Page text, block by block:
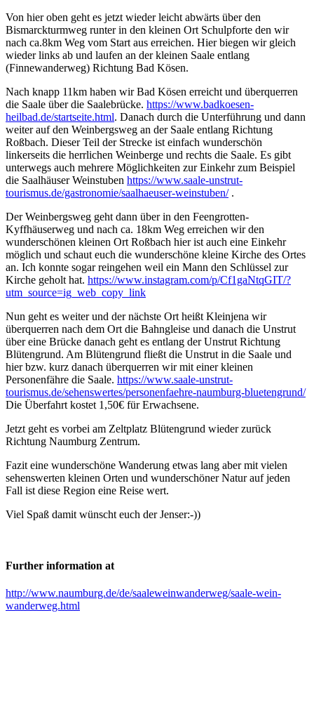
Von hier oben geht es jetzt wieder leicht abwärts über den
Bismarckturmweg runter in den kleinen Ort Schulpforte den wir
nach ca.8km Weg vom Start aus erreichen. Hier biegen wir gleich
wieder links ab und laufen an der kleinen Saale entlang
(Finnewanderweg) Richtung Bad Kösen.
Nach knapp 11km haben wir Bad Kösen erreicht und überquerren
die Saale über die Saalebrücke. https://www.badkoesen-
heilbad.de/startseite.html. Danach durch die Unterführung und dann
weiter auf den Weinbergsweg an der Saale entlang Richtung
Roßbach. Dieser Teil der Strecke ist einfach wunderschön
linkerseits die herrlichen Weinberge und rechts die Saale. Es gibt
unterwegs auch mehrere Möglichkeiten zur Einkehr zum Beispiel
die Saalhäuser Weinstuben https://www.saale-unstrut-
tourismus.de/gastronomie/saalhaeuser-weinstuben/.
Der Weinbergsweg geht dann über in den Feengrotten-
Kyffhäuserweg und nach ca. 18km Weg erreichen wir den
wunderschönen kleinen Ort Roßbach hier ist auch eine Einkehr
möglich und schaut euch die wunderschöne kleine Kirche des Ortes
an. Ich konnte sogar reingehen weil ein Mann den Schlüssel zur
Kirche geholt hat. https://www.instagram.com/p/Cf1gaNtqGIT/?
utm_source=ig_web_copy_link
Nun geht es weiter und der nächste Ort heißt Kleinjena wir
überquerren nach dem Ort die Bahngleise und danach die Unstrut
über eine Brücke danach geht es entlang der Unstrut Richtung
Blütengrund. Am Blütengrund fließt die Unstrut in die Saale und
hier bzw. kurz danach überquerren wir mit einer kleinen
Personenfähre die Saale. https://www.saale-unstrut-
tourismus.de/sehenswertes/personenfaehre-naumburg-bluetengrund/
Die Überfahrt kostet 1,50€ für Erwachsene.
Jetzt geht es vorbei am Zeltplatz Blütengrund wieder zurück
Richtung Naumburg Zentrum.
Fazit eine wunderschöne Wanderung etwas lang aber mit vielen
sehenswerten kleinen Orten und wunderschöner Natur auf jeden
Fall ist diese Region eine Reise wert.
Viel Spaß damit wünscht euch der Jenser:-))
Further information at
http://www.naumburg.de/de/saaleweinwanderweg/saale-wein-
wanderweg.html